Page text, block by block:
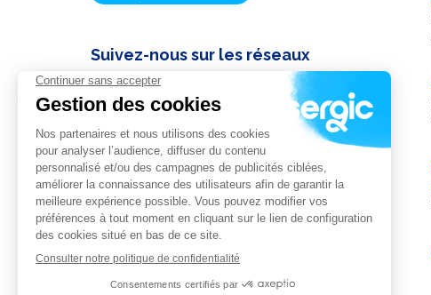
Suivez-nous sur les réseaux
Actualités